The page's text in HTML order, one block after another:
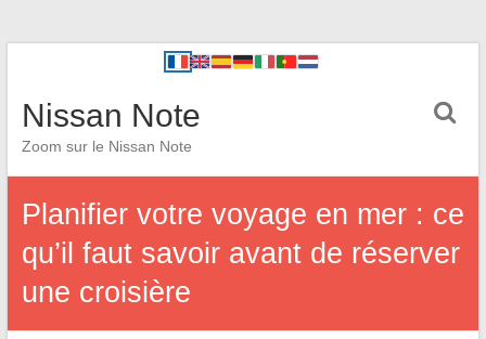
Nissan Note
Zoom sur le Nissan Note
Planifier votre voyage en mer : ce
qu’il faut savoir avant de réserver
une croisière